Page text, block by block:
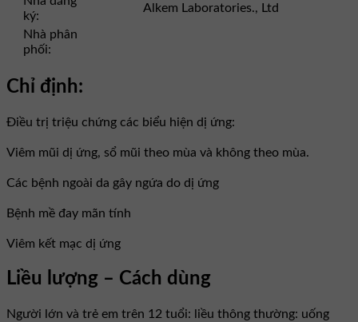
ký:
Alkem Laboratories., Ltd
Nhà phân
phối:
Chỉ định:
Điều trị triệu chứng các biểu hiện dị ứng:
Viêm mũi dị ứng, sổ mũi theo mùa và không theo mùa.
Các bệnh ngoài da gây ngứa do dị ứng
Bệnh mề đay mãn tính
Viêm kết mạc dị ứng
Liều lượng – Cách dùng
Người lớn và trẻ em trên 12 tuổi: liều thông thường: uống